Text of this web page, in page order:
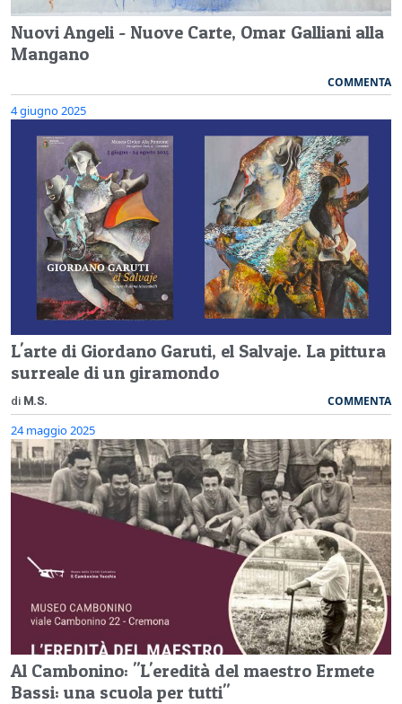
Nuovi Angeli - Nuove Carte, Omar Galliani alla
Mangano
COMMENTA
4 giugno 2025
L'arte di Giordano Garuti, el Salvaje. La pittura
surreale di un giramondo
di M.S. COMMENTA
24 maggio 2025
Al Cambonino: "L'eredità del maestro Ermete
Bassi: una scuola per tutti"